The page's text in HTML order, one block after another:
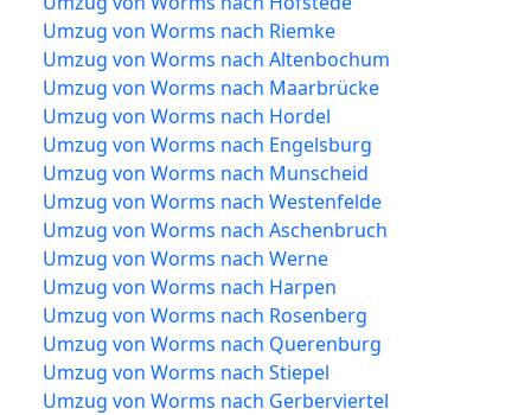
Umzug von Worms nach Riemke
Umzug von Worms nach Altenbochum
Umzug von Worms nach Maarbrücke
Umzug von Worms nach Hordel
Umzug von Worms nach Engelsburg
Umzug von Worms nach Munscheid
Umzug von Worms nach Westenfelde
Umzug von Worms nach Aschenbruch
Umzug von Worms nach Werne
Umzug von Worms nach Harpen
Umzug von Worms nach Rosenberg
Umzug von Worms nach Querenburg
Umzug von Worms nach Stiepel
Umzug von Worms nach Gerberviertel